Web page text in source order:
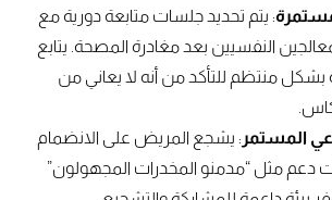
: يتم تحديد جلسات متابعة دورية مع
النفسيين بعد مغادرة المصحة. يتابع
بشكل منتظم للتأكد من أنه لا يعاني من
المستمر: يشجع المريض على الانضمام
دعم مثل “مدمنو المخدرات المجهولون”